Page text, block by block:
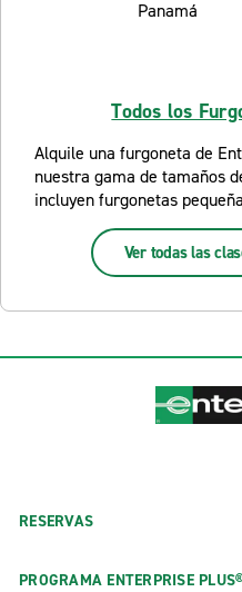
Todos los
Alquile una furgoneta de
nuestra gama de tamaños
incluyen furgonetas
Ver todas las
RESERVAS
PROGRAMA ENTERPRISE